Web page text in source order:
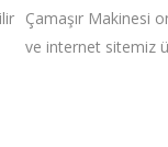
Çamaşır Makinesi
ve internet sitemiz